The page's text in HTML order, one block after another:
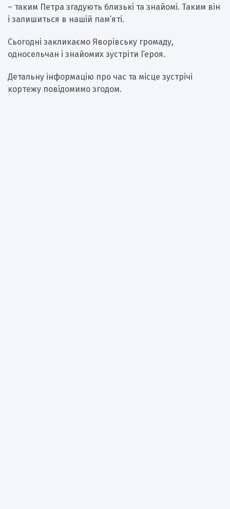
– таким Петра згадують близькі та знайомі. Таким він
і залишиться в нашій пам’яті.
Сьогодні закликаємо Яворівську громаду,
односельчан і знайомих зустріти Героя.
Детальну інформацію про час та місце зустрічі
кортежу повідомимо згодом.